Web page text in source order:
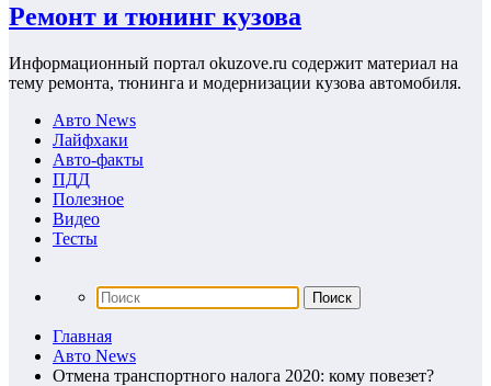
Ремонт и тюнинг кузова
Информационный портал okuzove.ru содержит материал на
тему ремонта, тюнинга и модернизации кузова автомобиля.
Авто News
Лайфхаки
Авто-факты
ПДД
Полезное
Видео
Тесты
Главная
Авто News
Отмена транспортного налога 2020: кому повезет?